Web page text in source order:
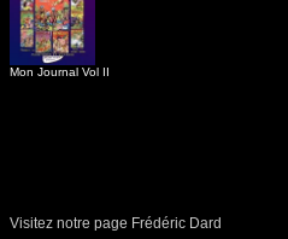
Mon Journal Vol II
Visitez notre page Frédéric Dard